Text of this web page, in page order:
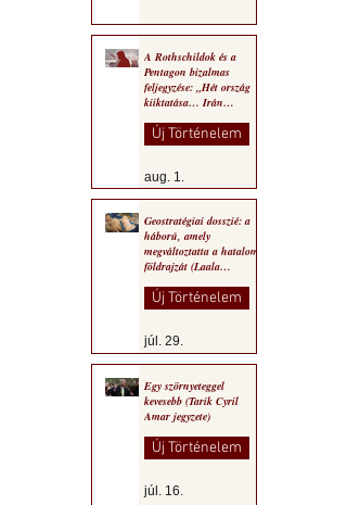
A Rothschildok és a
Pentagon bizalmas
feljegyzése: „Hét ország
kiiktatása… Irán
Új Történelem
aug. 1.
Geostratégiai dosszié: a
háború, amely
megváltoztatta a hatalom
földrajzát (Laala
Új Történelem
júl. 29.
Egy szörnyeteggel
kevesebb (Tarik Cyril
Amar jegyzete)
Új Történelem
júl. 16.